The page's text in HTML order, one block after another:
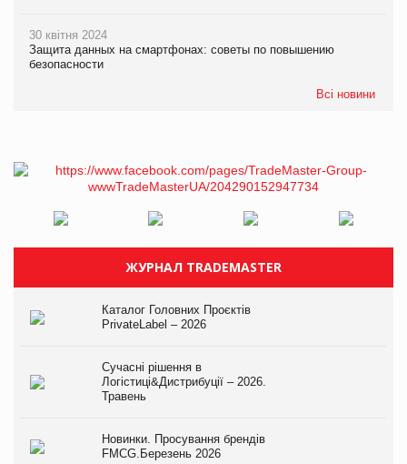
30 квітня 2024
Защита данных на смартфонах: советы по повышению
безопасности
Всі новини
ЖУРНАЛ TRADEMASTER
Каталог Головних Проєктів
PrivateLabel – 2026
Сучасні рішення в
Логістиці&Дистрибуції – 2026.
Травень
Новинки. Просування брендів
FMCG.Березень 2026